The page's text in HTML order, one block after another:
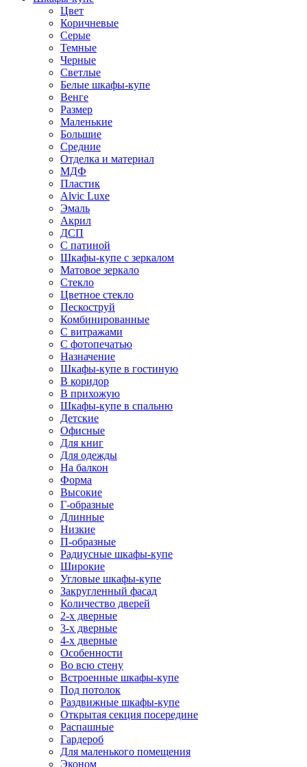
Цвет
Коричневые
Серые
Темные
Черные
Светлые
Белые шкафы-купе
Венге
Размер
Маленькие
Большие
Средние
Отделка и материал
МДФ
Пластик
Alvic Luxe
Эмаль
Акрил
ДСП
С патиной
Шкафы-купе с зеркалом
Матовое зеркало
Стекло
Цветное стекло
Пескоструй
Комбинированные
С витражами
С фотопечатью
Назначение
Шкафы-купе в гостиную
В коридор
В прихожую
Шкафы-купе в спальню
Детские
Офисные
Для книг
Для одежды
На балкон
Форма
Высокие
Г-образные
Длинные
Низкие
П-образные
Радиусные шкафы-купе
Широкие
Угловые шкафы-купе
Закругленный фасад
Количество дверей
2-х дверные
3-х дверные
4-х дверные
Особенности
Во всю стену
Встроенные шкафы-купе
Под потолок
Раздвижные шкафы-купе
Открытая секция посередине
Распашные
Гардероб
Для маленького помещения
Эконом